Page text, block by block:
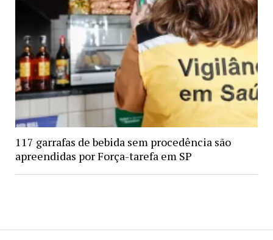
117 garrafas de bebida sem procedência são
apreendidas por Força-tarefa em SP